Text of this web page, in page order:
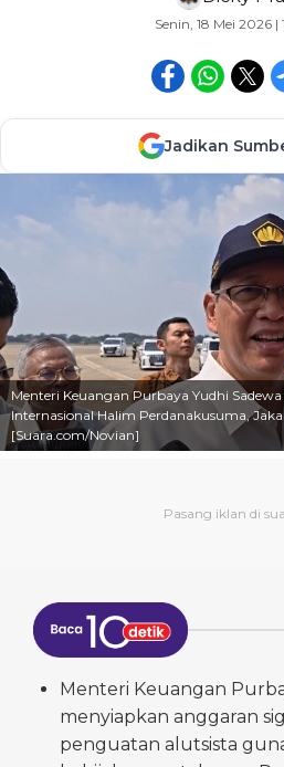
Senin, 18 Mei 2026 |
Jadikan
Menteri Keuangan Purbaya Yudhi
Internasional Halim Perdanakusuma,
[Suara.com/Novian]
Menteri Keuangan
menyiapkan anggaran
penguatan alutsista